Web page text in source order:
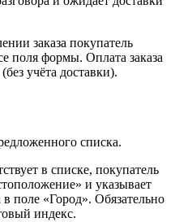
заказа покупатель
поля формы. Оплата заказа
учёта доставки).
списка.
в списке, покупатель
и указывает
поле «Город». Обязательно
индекс.